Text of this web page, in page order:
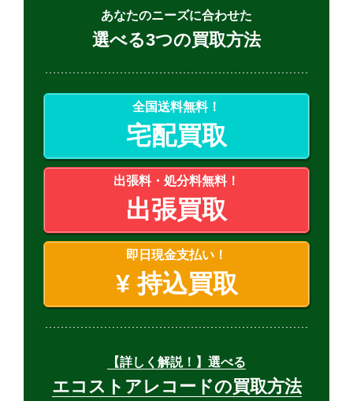
あなたのニーズに合わせた
選べる3つの買取方法
全国送料無料！
宅配買取
出張料・処分料無料！
出張買取
即日現金支払い！
¥持込買取
【詳しく解説！】選べる
エコストアレコードの買取方法